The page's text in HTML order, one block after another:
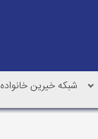
شبکه خیرین خانواده